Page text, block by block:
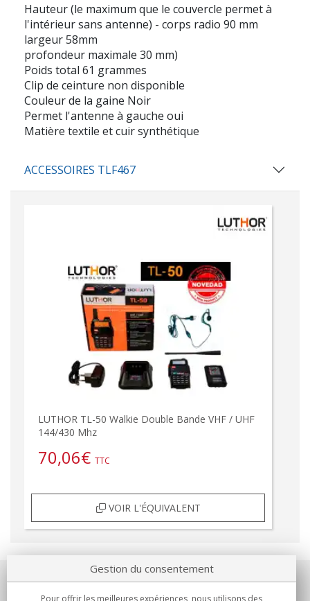
Hauteur (le maximum que le couvercle permet à
l'intérieur sans antenne) - corps radio 90 mm
largeur 58mm
profondeur maximale 30 mm)
Poids total 61 grammes
Clip de ceinture non disponible
Couleur de la gaine Noir
Permet l'antenne à gauche oui
Matière textile et cuir synthétique
ACCESSOIRES TLF467
LUTHOR TL-50 Walkie Double Bande VHF / UHF
144/430 Mhz
70,06€ TTC
VOIR L'ÉQUIVALENT
Notre société
Gestion du consentement
Pour offrir les meilleures expériences, nous utilisons des